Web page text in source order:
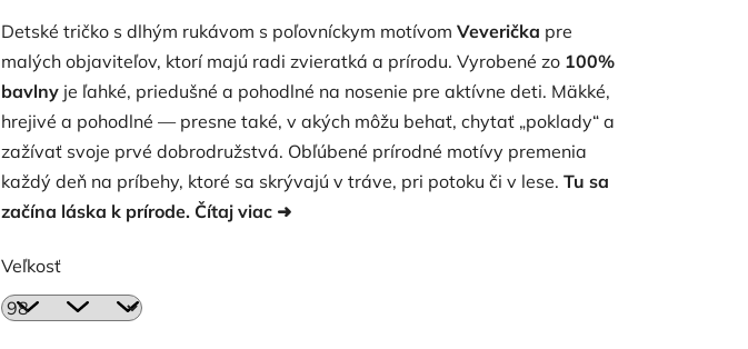
je
5,0
z
5
hviezdičiek.
Detské tričko s dlhým rukávom s poľovníckym motívom Veverička pre
malých objaviteľov, ktorí majú radi zvieratká a prírodu. Vyrobené zo 100%
bavlny je ľahké, priedušné a pohodlné na nosenie pre aktívne deti. Mäkké,
hrejivé a pohodlné — presne také, v akých môžu behať, chytať „poklady“ a
zažívať svoje prvé dobrodružstvá. Obľúbené prírodné motívy premenia
každý deň na príbehy, ktoré sa skrývajú v tráve, pri potoku či v lese. Tu sa
začína láska k prírode. Čítaj viac ➜
Veľkosť